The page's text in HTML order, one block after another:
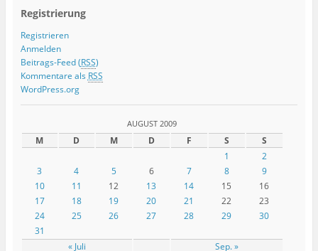
Registrierung
Registrieren
Anmelden
Beitrags-Feed (RSS)
Kommentare als RSS
WordPress.org
AUGUST 2009
M D M D F S S
« Juli Sep. »
1
2
3
4 5 6 7 8
9
10
11 12 13 14 15
16
17
18 19 20 21 22
23
24
25 26 27 28 29
30
31